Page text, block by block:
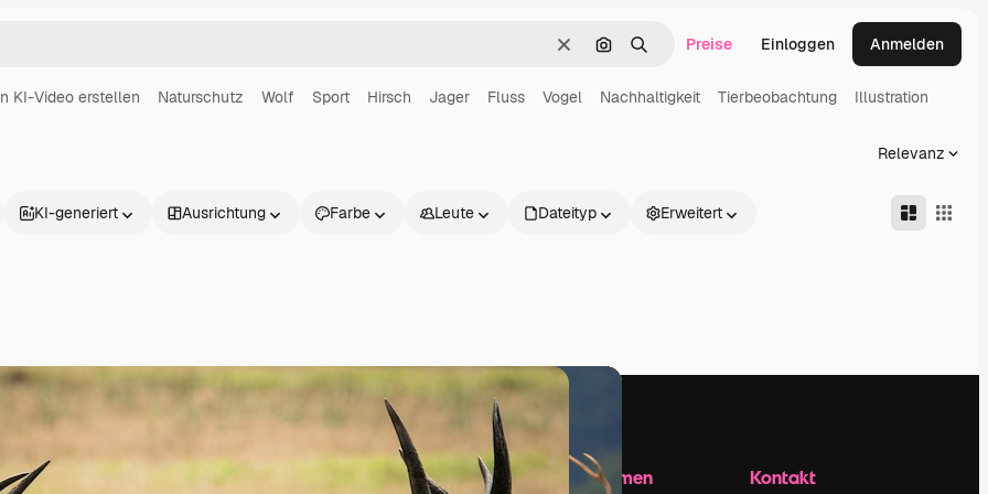
LöschenNach Bild suchen
SuchenPreise Einloggen Anmelden
KI-Video erstellen Naturschutz Wolf Sport Hirsch Jager Fluss Vogel Nachhaltigkeit Tierbeobachtung Illustration
Relevanz
KI-generiert Ausrichtung Farbe Leute Dateityp Erweitert
Produkte Loslegen Unternehmen
Kontakt